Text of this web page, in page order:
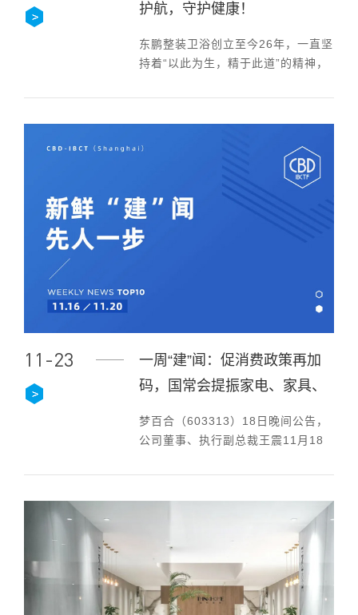
护航，守护健康！
东鹏整装卫浴创立至今26年，一直坚
持着“以此为生，精于此道”的精神，
质卫浴空间。
11-23
一周“建”闻：促消费政策再加
码，国常会提振家电、家具、
家装消费；海外“宅经济”带动
家具出口
梦百合（603313）18日晚间公告，
公司董事、执行副总裁王震11月18
份9200股